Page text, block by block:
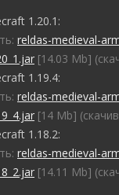
1.20.1:
reldas-medieval-
[14.03 Mb]
1.19.4:
reldas-medieval-
[14 Mb]
1.18.2:
reldas-medieval-
[14.11 Mb]